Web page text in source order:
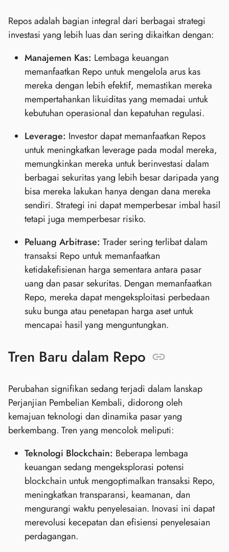
Repos adalah bagian integral dari berbagai strategi
investasi yang lebih luas dan sering dikaitkan dengan:
Manajemen Kas: Lembaga keuangan
memanfaatkan Repo untuk mengelola arus kas
mereka dengan lebih efektif, memastikan mereka
mempertahankan likuiditas yang memadai untuk
kebutuhan operasional dan kepatuhan regulasi.
Leverage: Investor dapat memanfaatkan Repos
untuk meningkatkan leverage pada modal mereka,
memungkinkan mereka untuk berinvestasi dalam
berbagai sekuritas yang lebih besar daripada yang
bisa mereka lakukan hanya dengan dana mereka
sendiri. Strategi ini dapat memperbesar imbal hasil
tetapi juga memperbesar risiko.
Peluang Arbitrase: Trader sering terlibat dalam
transaksi Repo untuk memanfaatkan
ketidakefisienan harga sementara antara pasar
uang dan pasar sekuritas. Dengan memanfaatkan
Repo, mereka dapat mengeksploitasi perbedaan
suku bunga atau penetapan harga aset untuk
mencapai hasil yang menguntungkan.
Tren Baru dalam Repo
Perubahan signifikan sedang terjadi dalam lanskap
Perjanjian Pembelian Kembali, didorong oleh
kemajuan teknologi dan dinamika pasar yang
berkembang. Tren yang mencolok meliputi:
Teknologi Blockchain: Beberapa lembaga
keuangan sedang mengeksplorasi potensi
blockchain untuk mengoptimalkan transaksi Repo,
meningkatkan transparansi, keamanan, dan
mengurangi waktu penyelesaian. Inovasi ini dapat
merevolusi kecepatan dan efisiensi penyelesaian
perdagangan.